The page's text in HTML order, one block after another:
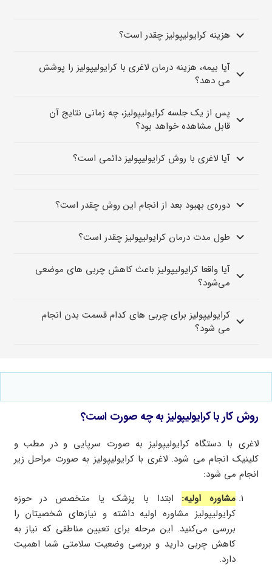
هزینه کرایولیپولیز چقدر است؟
آیا بیمه، هزینه درمان لاغری با کرایولیپولیز را پوشش
می دهد؟
پس از یک جلسه کرایولیپولیز، چه زمانی نتایج آن
قابل مشاهده خواهد بود؟
آیا لاغری با روش کرایولیپولیز دائمی است؟
دوره‌ی بهبود بعد از انجام این روش چقدر است؟
طول مدت درمان کرایولیپولیز چقدر است؟
آیا واقعا کرایولیپولیز باعث کاهش چربی های موضعی
می‌شود؟
کرایولیپولیز برای چربی های کدام قسمت بدن انجام
می شود؟
روش کار با کرایولیپولیز به چه صورت است؟
لاغری با دستگاه کرایولیپولیز به صورت سرپایی و در مطب و
کلینیک انجام می شود. لاغری با کرایولیپولیز به صورت مراحل زیر
انجام می شود:
مشاوره اولیه: ابتدا با پزشک یا متخصص در حوزه
کرایولیپولیز مشاوره اولیه داشته و نیازهای شخصیتان را
بررسی می‌کنید. این مرحله برای تعیین مناطقی که نیاز به
کاهش چربی دارید و بررسی وضعیت سلامتی شما اهمیت
دارد.